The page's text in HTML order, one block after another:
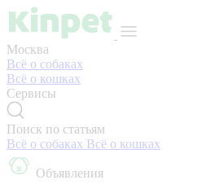
Москва
Всё о собаках
Всё о кошках
Сервисы
Поиск по статьям
Всё о собаках Всё о кошках
Объявления